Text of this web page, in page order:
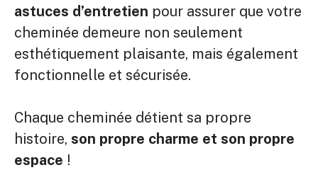
astuces d’entretien pour assurer que votre
cheminée demeure non seulement
esthétiquement plaisante, mais également
fonctionnelle et sécurisée.
Chaque cheminée détient sa propre
histoire, son propre charme et son propre
espace !